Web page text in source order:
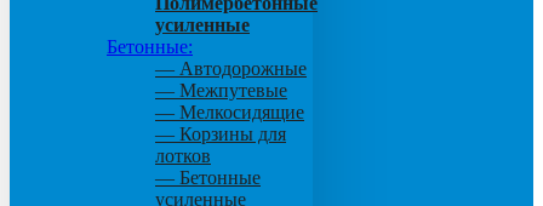
усиленные
Бетонные:
— Автодорожные
— Межпутевые
— Мелкосидящие
— Корзины для
лотков
— Бетонные
усиленные